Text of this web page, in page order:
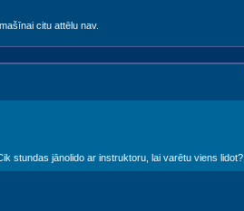
citu attēlu nav.
stundas jānolido ar instruktoru, lai varētu viens lidot?